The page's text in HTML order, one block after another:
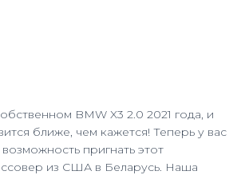
BMW X3 2.0 2021 года, и
ближе, чем кажется! Теперь у вас
возможность пригнать этот
из США в Беларусь. Наша